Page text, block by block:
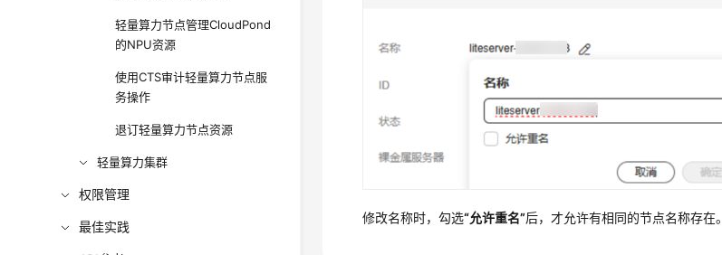
轻量算力节点管理CloudPond
的NPU资源
使用CTS审计轻量算力节点服
务操作
退订轻量算力节点资源
轻量算力集群
权限管理
最佳实践
修改名称时，勾选“允许重名”后，才允许有相同的节点名称存在。